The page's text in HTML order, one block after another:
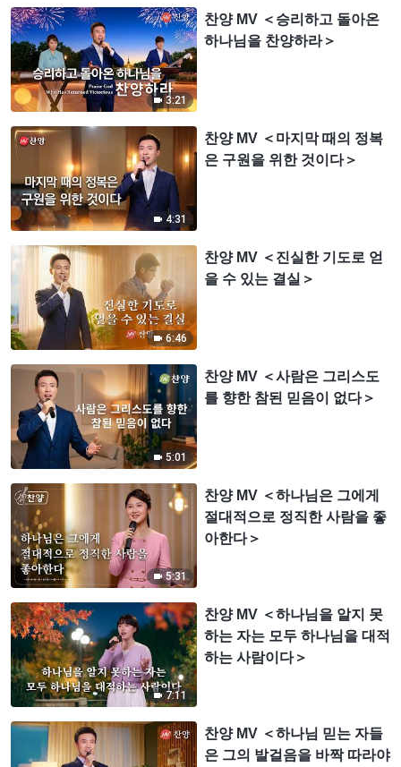
3:21
찬양 MV ＜승리하고 돌아온
하나님을 찬양하라＞
4:31
찬양 MV ＜마지막 때의 정복
은 구원을 위한 것이다＞
6:46
찬양 MV ＜진실한 기도로 얻
을 수 있는 결실＞
5:01
찬양 MV ＜사람은 그리스도
를 향한 참된 믿음이 없다＞
5:31
찬양 MV ＜하나님은 그에게
절대적으로 정직한 사람을 좋
아한다＞
7:11
찬양 MV ＜하나님을 알지 못
하는 자는 모두 하나님을 대적
하는 사람이다＞
찬양 MV ＜하나님 믿는 자들
은 그의 발걸음을 바짝 따라야